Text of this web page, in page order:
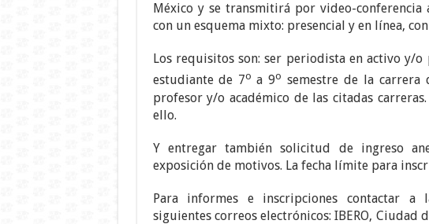
México y se transmitirá por video-conferencia
con un esquema mixto: presencial y en línea,
Los requisitos son: ser periodista en activo y/
estudiante de 7o a 9o semestre de la carrera
profesor y/o académico de las citadas
ello.
Y entregar también solicitud de ingreso
exposición de motivos. La fecha límite para
Para informes e inscripciones contactar a
siguientes correos electrónicos: IBERO, Ciudad